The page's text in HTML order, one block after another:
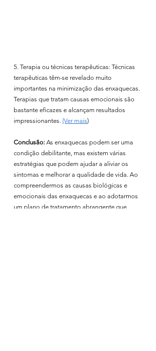
5. Terapia ou técnicas terapêuticas: Técnicas
terapêuticas têm-se revelado muito
importantes na minimização das enxaquecas.
Terapias que tratam causas emocionais são
bastante eficazes e alcançam resultados
impressionantes. (Ver mais)
Conclusão: As enxaquecas podem ser uma
condição debilitante, mas existem várias
estratégias que podem ajudar a aliviar os
sintomas e melhorar a qualidade de vida. Ao
compreendermos as causas biológicas e
emocionais das enxaquecas e ao adotarmos
um plano de tratamento abrangente que